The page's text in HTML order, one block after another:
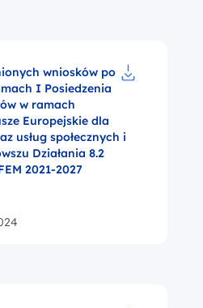
wniosków po
I Posiedzenia
w ramach
Europejskie dla
usług społecznych i
Działania 8.2
2021-2027